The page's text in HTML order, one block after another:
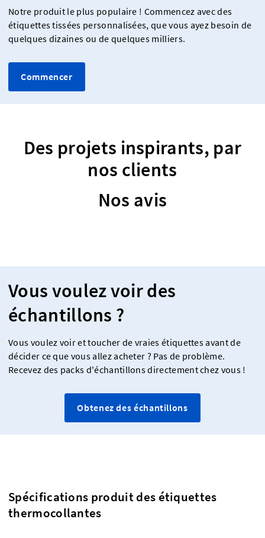
Notre produit le plus populaire ! Commencez avec des
étiquettes tissées personnalisées, que vous ayez besoin de
quelques dizaines ou de quelques milliers.
Commencer
Des projets inspirants, par
nos clients
Nos avis
Vous voulez voir des
échantillons ?
Vous voulez voir et toucher de vraies étiquettes avant de
décider ce que vous allez acheter ? Pas de problème.
Recevez des packs d'échantillons directement chez vous !
Obtenez des échantillons
Spécifications produit des étiquettes
thermocollantes